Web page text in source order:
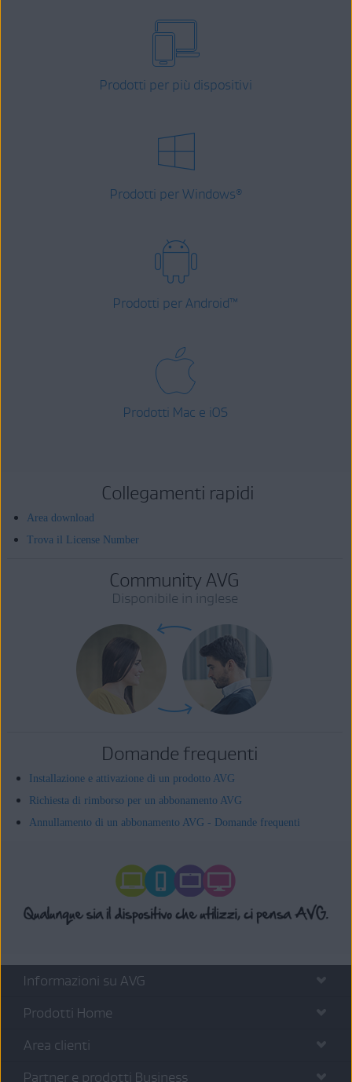
Prodotti per più dispositivi
Prodotti per Windows®
Prodotti per Android™
Prodotti Mac e iOS
Collegamenti rapidi
Area download
Trova il License Number
Community AVG
Disponibile in inglese
Domande frequenti
Installazione e attivazione di un prodotto AVG
Richiesta di rimborso per un abbonamento AVG
Annullamento di un abbonamento AVG - Domande frequenti
Informazioni su AVG
Prodotti Home
Area clienti
Partner e prodotti Business